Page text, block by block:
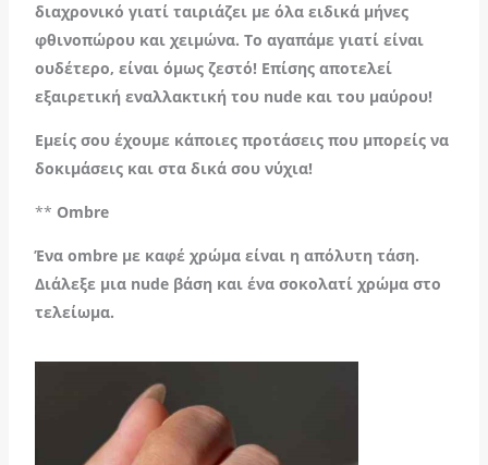
διαχρονικό γιατί ταιριάζει με όλα ειδικά μήνες
φθινοπώρου και χειμώνα. Το αγαπάμε γιατί είναι
ουδέτερο, είναι όμως ζεστό! Επίσης αποτελεί
εξαιρετική εναλλακτική του nudeκαι του μαύρου!
Εμείς σου έχουμε κάποιες προτάσεις που μπορείς να
δοκιμάσεις και στα δικά σου νύχια!
** Ombre
Ένα ombre με καφέ χρώμα είναι η απόλυτη τάση.
Διάλεξε μια nude βάση και ένα σοκολατί χρώμα στο
τελείωμα.